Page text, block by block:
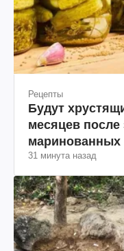
Рецепты
Будут
месяцев после
маринованных
31 минута назад